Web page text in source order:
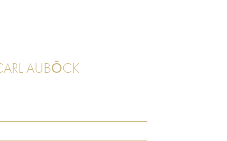
AUBŌCK